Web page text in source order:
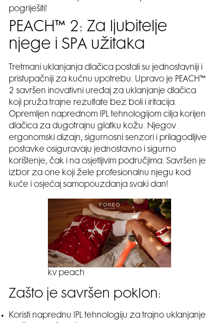
pogriješiti!
PEACH™ 2: Za ljubitelje
njege i SPA užitaka
Tretmani uklanjanja dlačica postali su jednostavniji i
pristupačniji za kućnu upotrebu. Upravo je PEACH™
2 savršen inovativni uređaj za uklanjanje dlačica
koji pruža trajne rezultate bez boli i iritacija.
Opremljen naprednom IPL tehnologijom cilja korijen
dlačica za dugotrajnu glatku kožu. Njegov
ergonomski dizajn, sigurnosni senzori i prilagodljive
postavke osiguravaju jednostavno i sigurno
korištenje, čak i na osjetljivim područjima. Savršen je
izbor za one koji žele profesionalnu njegu kod
kuće i osjećaj samopouzdanja svaki dan!
kv peach
Zašto je savršen poklon:
Koristi naprednu IPL tehnologiju za trajno uklanjanje